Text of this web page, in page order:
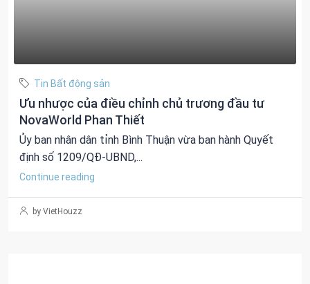
Tin Bất động sản
Ưu nhược của điều chỉnh chủ trương đầu tư
NovaWorld Phan Thiết
Ủy ban nhân dân tỉnh Bình Thuận vừa ban hành Quyết
định số 1209/QĐ-UBND,...
Continue reading
by VietHouzz